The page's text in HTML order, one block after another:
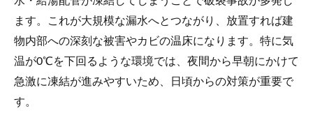
ます。これが大規模な漏水へとつながり、放置すれば建
物内部への深刻な被害やカビの温床になります。特に気
温が0℃を下回るような環境では、夜間から早朝にかけて
急激に凍結が進みやすいため、日頃からの対策が重要で
す。